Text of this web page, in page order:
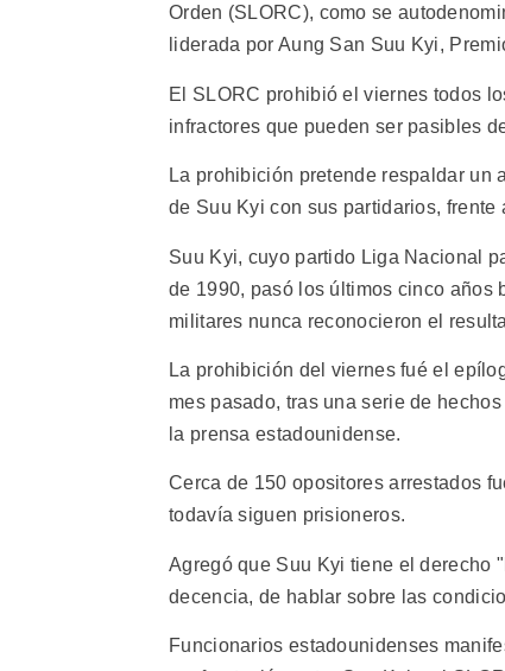
Orden (SLORC), como se
liderada por Aung San Suu Kyi,
El SLORC prohibió el viernes todos
infractores que pueden ser pasibles
La prohibición pretende respaldar un
de Suu Kyi con sus partidarios, frente
Suu Kyi, cuyo partido Liga Nacional
de 1990, pasó los últimos cinco años
militares nunca reconocieron el
La prohibición del viernes fué el
mes pasado, tras una serie de
la prensa estadounidense.
Cerca de 150 opositores arrestados
todavía siguen prisioneros.
Agregó que Suu Kyi tiene el derecho
decencia, de hablar sobre las
Funcionarios estadounidenses